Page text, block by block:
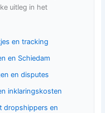
uitleg in het
en tracking
en Schiedam
en disputes
inklaringskosten
dropshippers en